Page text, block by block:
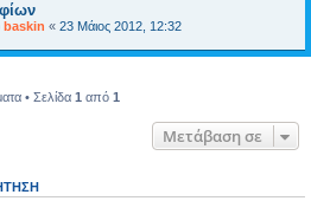
baskin « 23 Μάιος 2012, 12:32
• Σελίδα 1 από 1
Μετάβαση σε